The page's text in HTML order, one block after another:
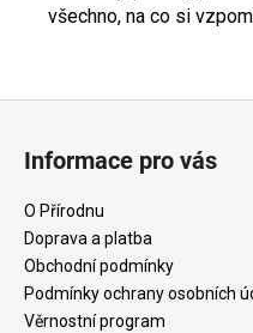
všechno, na co si
Informace pro vás
O Přírodnu
Doprava a platba
Obchodní podmínky
Podmínky ochrany osobních
Věrnostní program